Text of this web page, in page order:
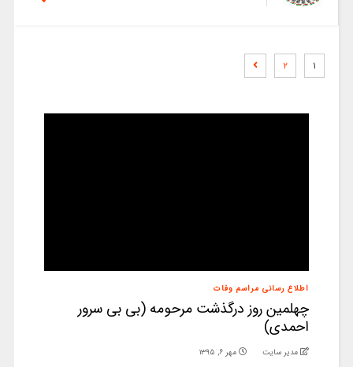
۱ ۲
اطلاع رسانی مراسم وفات
چهلمین روز درگذشت مرحومه (بی بی سرور
احمدی)
مدیر سایت مهر ۶, ۱۳۹۵